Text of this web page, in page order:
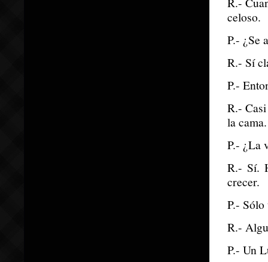
celoso.
P.- ¿Se
R.- Sí
P.-
R.-
la cama.
P.- ¿La
R.- Sí.
crecer.
P.-
R.-
P.- Un